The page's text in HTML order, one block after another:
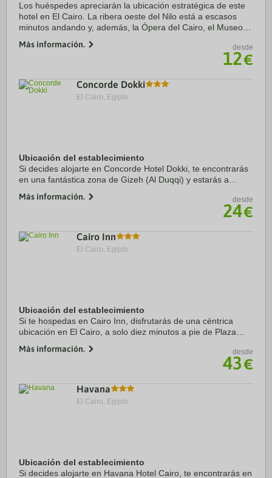
Los huéspedes apreciarán la ubicación estratégica de este
hotel en El Cairo. La ribera oeste del Nilo está a escasos
minutos andando y, además, la Ópera del Cairo, el Museo
alojamiento. El ...
Más información. desde
12€
Concorde Dokki
El Cairo, Egipto.
Ubicación del establecimiento
Si decides alojarte en Concorde Hotel Dokki, te encontrarás
en una fantástica zona de Gizeh (Al Duqqi) y estarás a
Egipcio. Además, este hotel se ...
Más información. desde
24€
Cairo Inn
El Cairo, Egipto.
Ubicación del establecimiento
Si te hospedas en Cairo Inn, disfrutarás de una céntrica
ubicación en El Cairo, a solo diez minutos a pie de Plaza
km de Universidad Americana de ...
Más información. desde
43€
Havana
El Cairo, Egipto.
Ubicación del establecimiento
Si decides alojarte en Havana Hotel Cairo, te encontrarás en